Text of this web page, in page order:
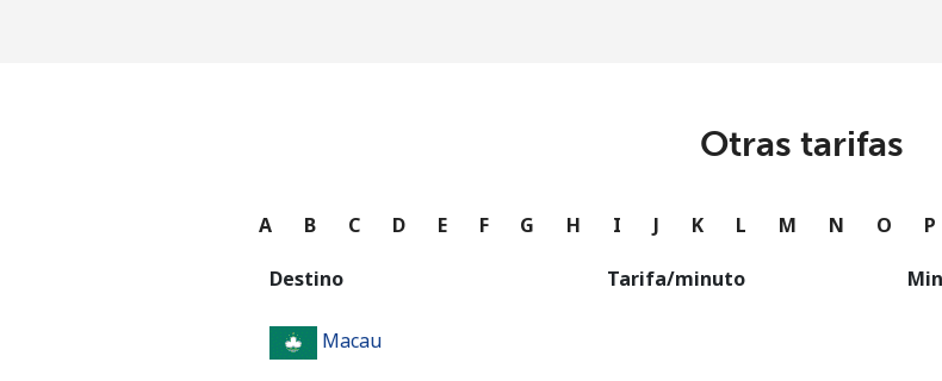
Continuar con
Otras tarifas
A B C D E F G H I J K L M N O P
Destino Tarifa/minuto
Macau